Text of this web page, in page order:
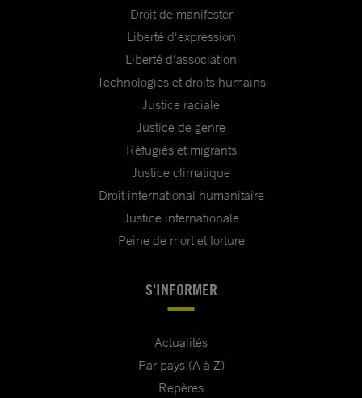
Droit de manifester
Liberté d'expression
Liberté d'association
Technologies et droits humains
Justice raciale
Justice de genre
Réfugiés et migrants
Justice climatique
Droit international humanitaire
Justice internationale
Peine de mort et torture
S'INFORMER
Actualités
Par pays (A à Z)
Repères